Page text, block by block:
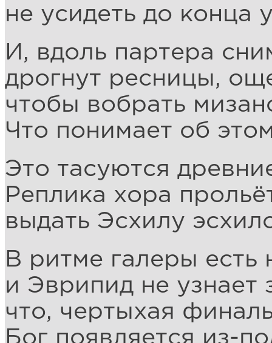
не усидеть до конца
И, вдоль партера
дрогнут ресницы,
чтобы вобрать
Что понимает об
Это тасуются
Реплика хора
выдать Эсхилу
В ритме галеры есть
и Эврипид не узнает
что, чертыхая
Бог появляется из-